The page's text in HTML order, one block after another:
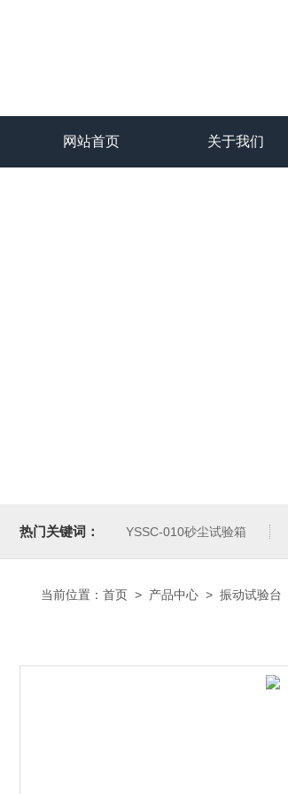
网站首页 关于我们
热门关键词： YSSC-010砂尘试验箱
当前位置： 首页 > 产品中心 > 振动试验台